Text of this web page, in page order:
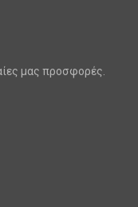
μας προσφορές.